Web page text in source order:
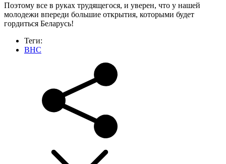
Поэтому все в руках трудящегося, и уверен, что у нашей
молодежи впереди большие открытия, которыми будет
гордиться Беларусь!
Теги:
ВНС